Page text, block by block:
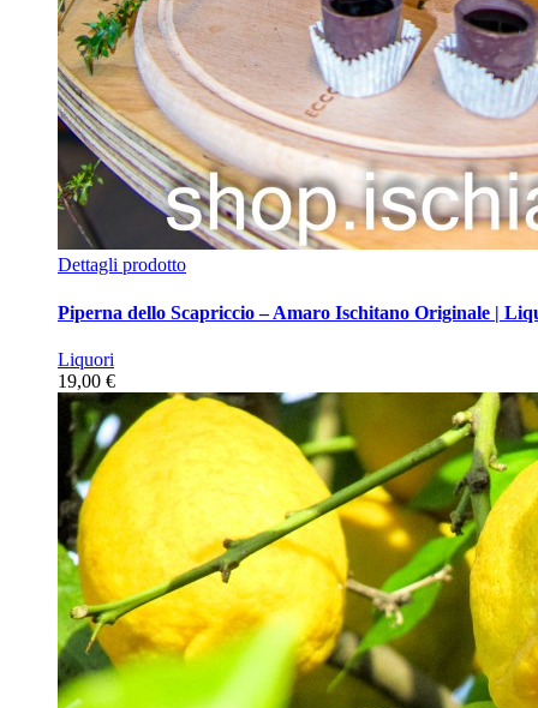
Dettagli prodotto
Piperna dello Scapriccio – Amaro Ischitano Originale |
Liquori
19,00 €